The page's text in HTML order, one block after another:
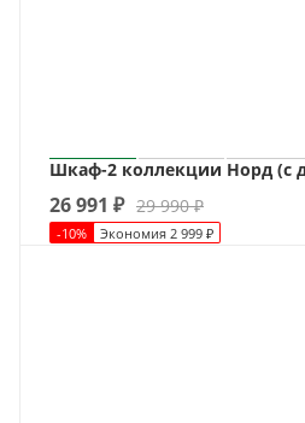
Шкаф-2 коллекции Норд (с
26 991 ₽ 29 990₽
-10% Экономия 2 999 ₽